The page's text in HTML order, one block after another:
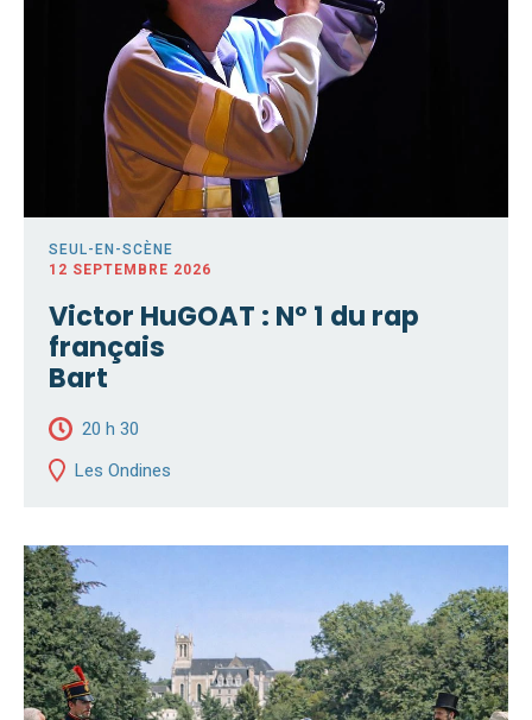
SEUL-EN-SCÈNE
12 SEPTEMBRE 2026
Victor HuGOAT : N° 1 du rap
français
Bart
20 h 30
Les Ondines